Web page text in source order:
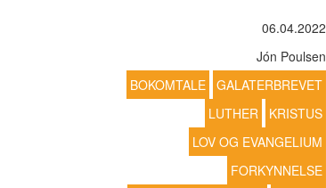
06.04.2022
Jón Poulsen
BOKOMTALE
GALATERBREVET
LUTHER
KRISTUS
LOV OG EVANGELIUM
FORKYNNELSE